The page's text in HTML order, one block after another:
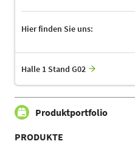
Hier finden Sie uns:
Halle 1 Stand G02
Produktportfolio
PRODUKTE